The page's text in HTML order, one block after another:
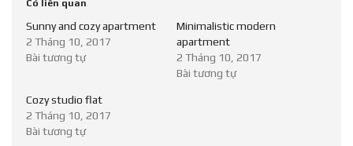
Có liên quan
Sunny and cozy apartment
2 Tháng 10, 2017
Bài tương tự
Minimalistic modern
apartment
2 Tháng 10, 2017
Bài tương tự
Cozy studio flat
2 Tháng 10, 2017
Bài tương tự